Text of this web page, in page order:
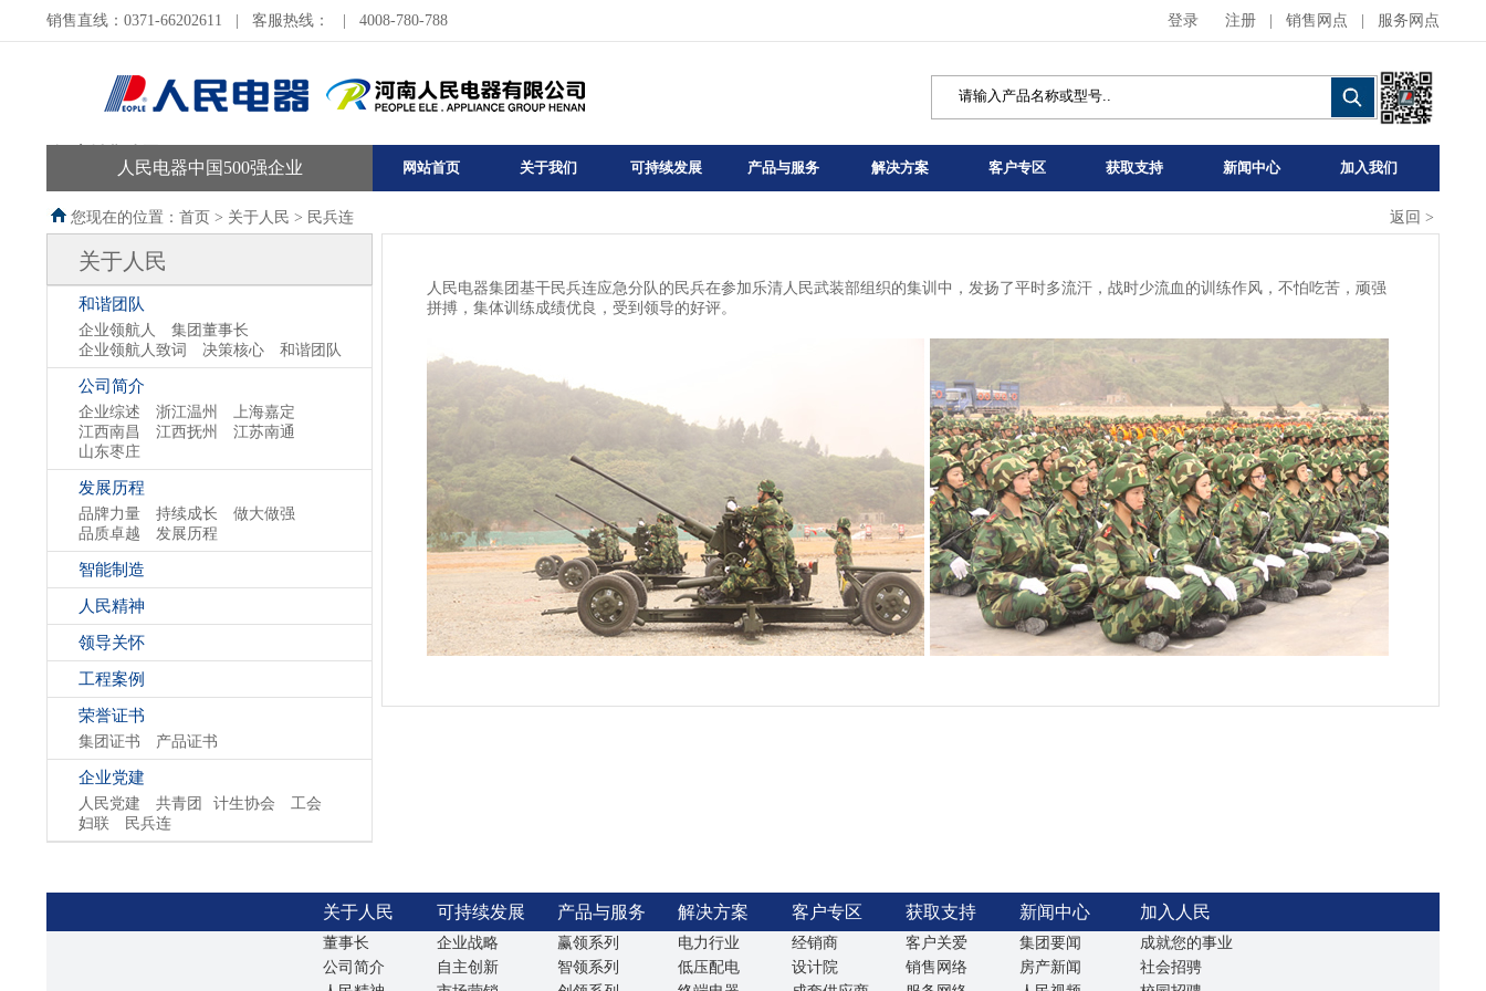
销售直线：0371-66202611 客服热线： 4008-780-788 登录 注册 销售网点 服务网点
人民电器中国500强企业 网站首页 关于我们 可持续发展 产品与服务 解决方案 客户专区 获取支持 新闻中心 加入我们
您现在的位置：首页 > 关于人民 > 民兵连 返回 >
关于人民
和谐团队
企业领航人
集团董事长
企业领航人致词
决策核心 和谐团队
公司简介
企业综述 浙江温州
上海嘉定
江西南昌
江西抚州
江苏南通
山东枣庄
发展历程
品牌力量 持续成长
做大做强
品质卓越
发展历程
智能制造
人民精神
领导关怀
工程案例
荣誉证书
集团证书 产品证书
企业党建
人民党建 共青团 计生协会
工会
妇联
民兵连
人民电器集团基干民兵连应急分队的民兵在参加乐清人民武装部组织的集训中，发扬了平时多流汗，战时少流血的训练作风，不怕吃苦，顽强
拼搏，集体训练成绩优良，受到领导的好评。
关于人民 可持续发展 产品与服务 解决方案 客户专区 获取支持 新闻中心 加入人民
董事长
公司简介
企业战略
自主创新
赢领系列
智领系列
电力行业
低压配电
经销商
设计院
客户关爱
销售网络
集团要闻
房产新闻
成就您的事业
社会招骋